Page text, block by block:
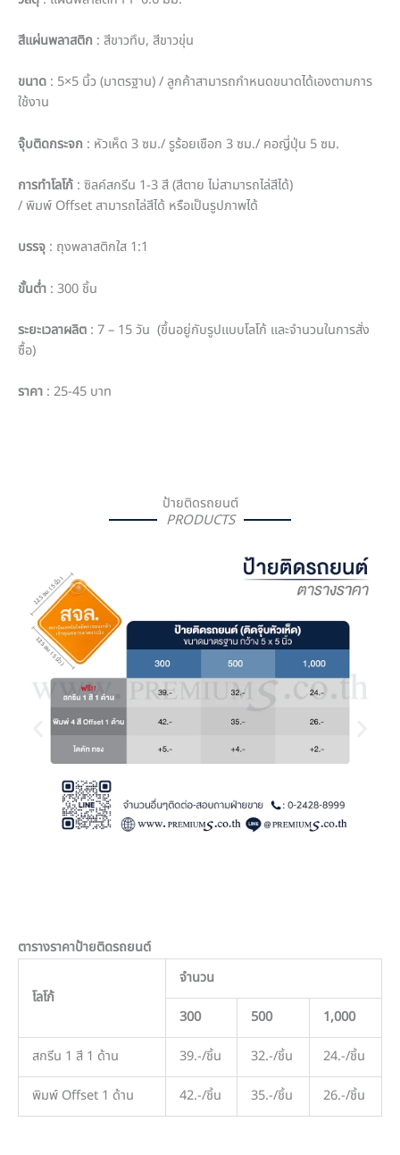
สีแผ่นพลาสติก : สีขาวทึบ, สีขาวขุ่น
ขนาด : 5×5 นิ้ว (มาตรฐาน) / ลูกค้าสามารถกำหนดขนาดได้เองตามการ
ใช้งาน
จุ๊บติดกระจก : หัวเห็ด 3 ซม./ รูร้อยเชือก 3ซม./ คอญี่ปุ่น 5 ซม.
การทำโลโก้ : ซิลค์สกรีน 1-3 สี (สีตาย ไม่สามารถไล่สีได้)
/พิมพ์ Offsetสามารถไล่สีได้ หรือเป็นรูปภาพได้
บรรจุ : ถุงพลาสติกใส 1:1
ขั้นต่ำ : 300ชิ้น
ระยะเวลาผลิต : 7 – 15วัน (ขึ้นอยู่กับรูปแบบโลโก้ และจำนวนในการสั่ง
ซื้อ)
ราคา : 25-45 บาท
ป้ายติดรถยนต์
PRODUCTS
ตารางราคาป้ายติดรถยนต์
โลโก้
จำนวน
300
500
1,000
สกรีน 1 สี 1 ด้าน
39.-/ชิ้น 32.-/ชิ้น
24.-/ชิ้น
พิมพ์ Offset 1 ด้าน
42.-/ชิ้น 35.-/ชิ้น 26.-/ชิ้น